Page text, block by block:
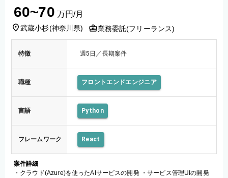
60~70 万円/月
武蔵小杉(神奈川県) 業務委託(フリーランス)
特徴 週5日／長期案件
職種 フロントエンドエンジニア
言語 Python
フレームワーク React
案件詳細
・クラウド(Azure)を使ったAIサービスの開発 ・サービス管理UIの開発